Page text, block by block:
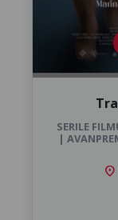
SERILE
|
location_on